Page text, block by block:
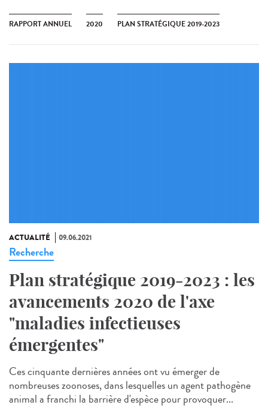
RAPPORT ANNUEL 2020 PLAN STRATÉGIQUE 2019-2023
ACTUALITÉ 09.06.2021
Recherche
Plan stratégique 2019-2023 : les
avancements 2020 de l'axe
"maladies infectieuses
émergentes"
Ces cinquante dernières années ont vu émerger de
nombreuses zoonoses, dans lesquelles un agent pathogène
animal a franchi la barrière d'espèce pour provoquer...